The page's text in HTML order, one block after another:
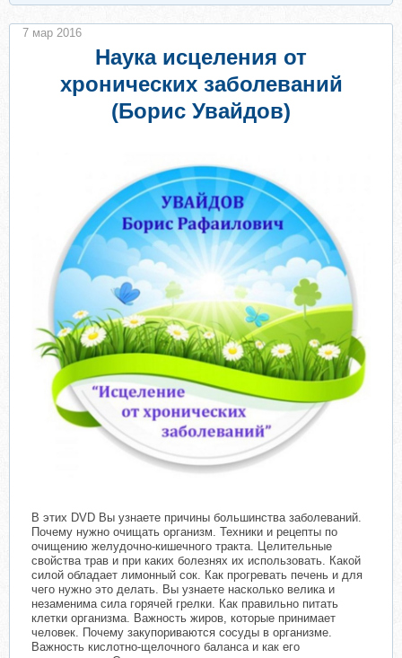
Наука исцеления от
хронических заболеваний
(Борис Увайдов)
В этих DVD Вы узнаете причины большинства заболеваний.
Почему нужно очищать организм. Техники и рецепты по
очищению желудочно-кишечного тракта. Целительные
свойства трав и при каких болезнях их использовать. Какой
силой обладает лимонный сок. Как прогревать печень и для
чего нужно это делать. Вы узнаете насколько велика и
незаменима сила горячей грелки. Как правильно питать
клетки организма. Важность жиров, которые принимает
человек. Почему закупориваются сосуды в организме.
Важность кислотно-щелочного баланса и как его
7 мар 2016